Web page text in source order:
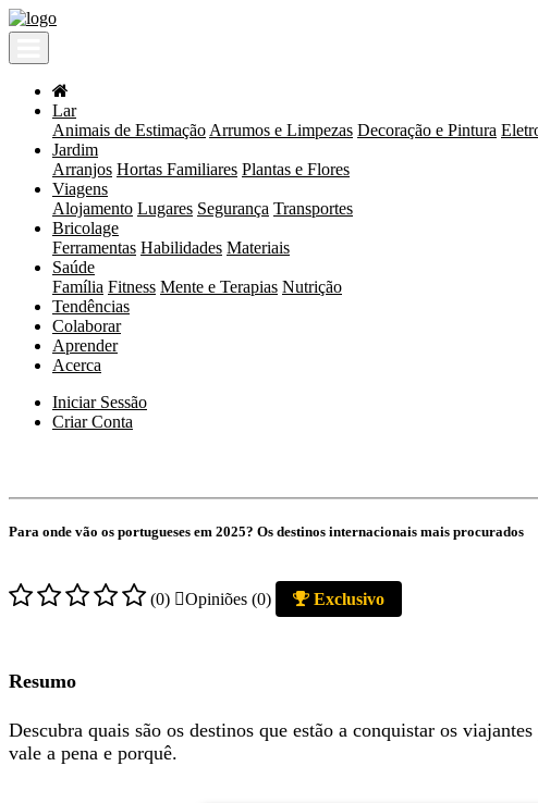
Lar
Animais de Estimação Arrumos e Limpezas Decoração e Pintura
Jardim
Arranjos Hortas Familiares Plantas e Flores
Viagens
Alojamento Lugares Segurança Transportes
Bricolage
Ferramentas Habilidades Materiais
Saúde
Família Fitness Mente e Terapias Nutrição
Tendências
Colaborar
Aprender
Acerca
Iniciar Sessão
Criar Conta
Para onde vão os portugueses em 2025? Os destinos internacionais mais procurados
(0) Opiniões (0) Exclusivo
Resumo
Descubra quais são os destinos que estão a conquistar os
vale a pena e porquê.